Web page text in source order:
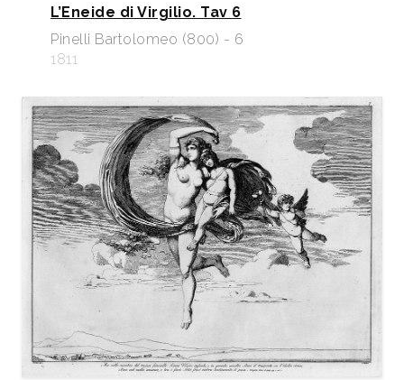
L’Eneide di Virgilio. Tav 6
Pinelli Bartolomeo (800) - 6
1811